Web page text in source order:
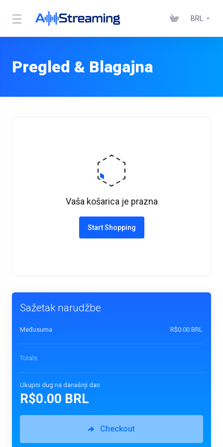
BRL
Pregled & Blagajna
Vaša košarica je prazna
Start Shopping
Sažetak narudžbe
Međusuma R$0.00 BRL
Totals
Ukupni dug na današnji dan
R$0.00 BRL
Checkout